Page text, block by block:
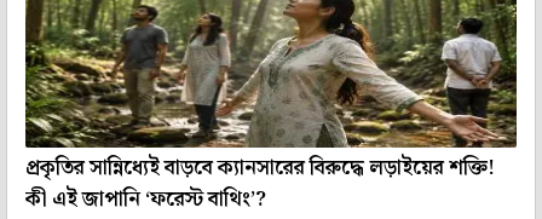
প্রকৃতির সান্নিধ্যেই বাড়বে ক্যানসারের বিরুদ্ধে লড়াইয়ের শক্তি!
কী এই জাপানি ‘ফরেস্ট বাথিং’?